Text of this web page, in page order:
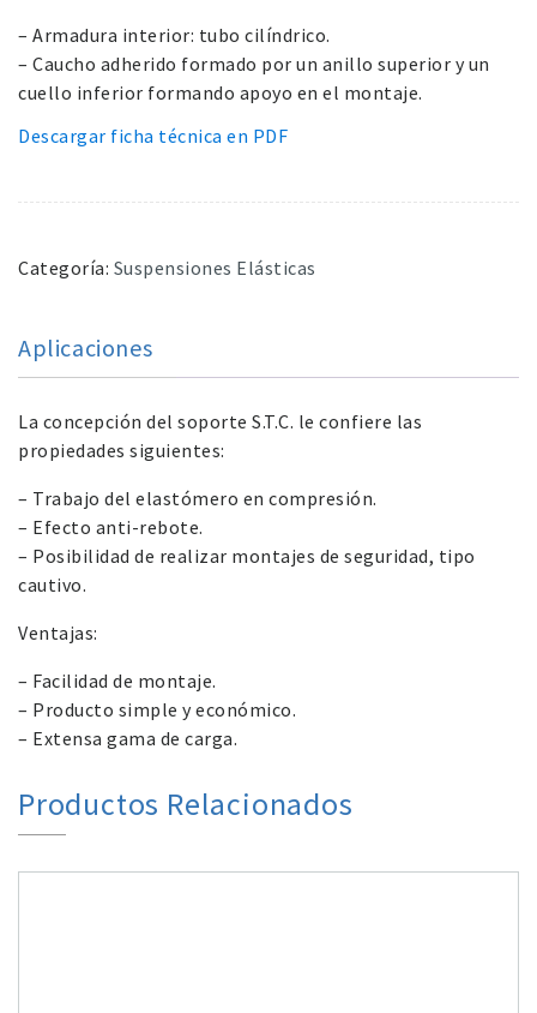
– Armadura interior: tubo cilíndrico.
– Caucho adherido formado por un anillo superior y un
cuello inferior formando apoyo en el montaje.
Descargar ficha técnica en PDF
Categoría: Suspensiones Elásticas
Aplicaciones
La concepción del soporte S.T.C. le confiere las
propiedades siguientes:
– Trabajo del elastómero en compresión.
– Efecto anti-rebote.
– Posibilidad de realizar montajes de seguridad, tipo
cautivo.
Ventajas:
– Facilidad de montaje.
– Producto simple y económico.
– Extensa gama de carga.
Productos Relacionados